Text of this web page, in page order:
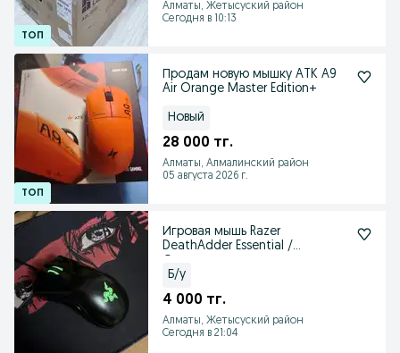
Алматы, Жетысуский район
Сегодня в 10:13
Продам новую мышку ATK A9
Air Orange Master Edition+
Новый
28 000 тг.
Алматы, Алмалинский район
05 августа 2026 г.
Игровая мышь Razer
DeathAdder Essential /
Б/у
4 000 тг.
Алматы, Жетысуский район
Сегодня в 21:04